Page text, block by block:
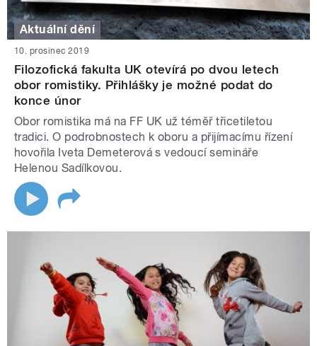
Aktuální dění
10. prosinec 2019
Filozofická fakulta UK otevírá po dvou letech
obor romistiky. Přihlášky je možné podat do
konce únor
Obor romistika má na FF UK už téměř třicetiletou
tradici. O podrobnostech k oboru a přijímacímu řízení
hovořila Iveta Demeterová s vedoucí semináře
Helenou Sadílkovou.